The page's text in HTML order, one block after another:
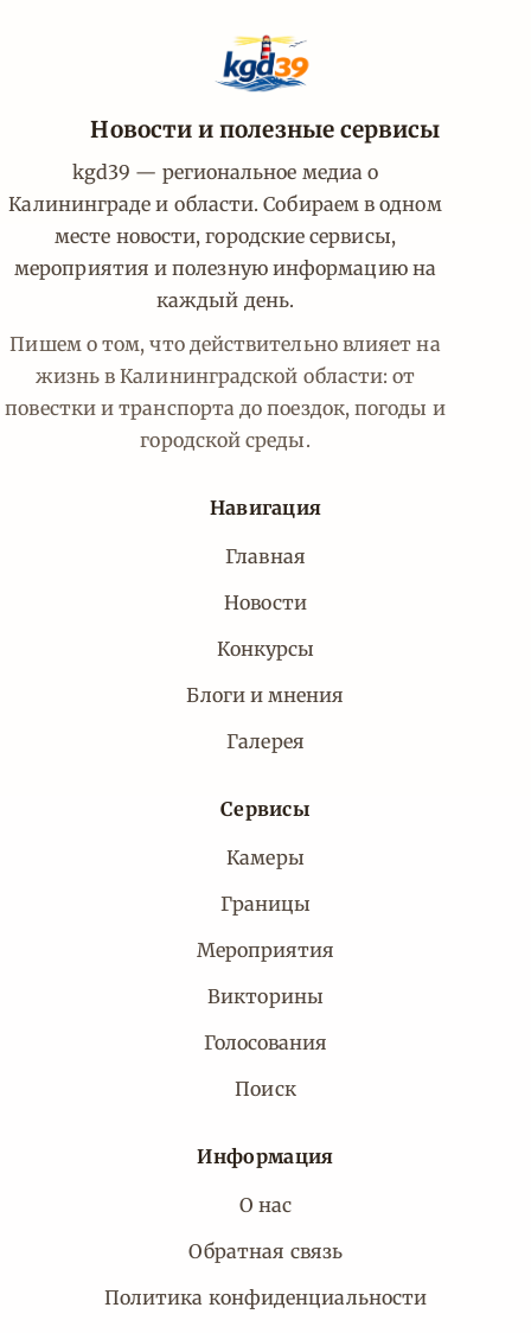
Новости и полезные сервисы
kgd39 — региональное медиа о
Калининграде и области. Собираем в одном
месте новости, городские сервисы,
мероприятия и полезную информацию на
каждый день.
Пишем о том, что действительно влияет на
жизнь в Калининградской области: от
повестки и транспорта до поездок, погоды и
городской среды.
Навигация
Главная
Новости
Конкурсы
Блоги и мнения
Галерея
Сервисы
Камеры
Границы
Мероприятия
Викторины
Голосования
Поиск
Информация
О нас
Обратная связь
Политика конфиденциальности